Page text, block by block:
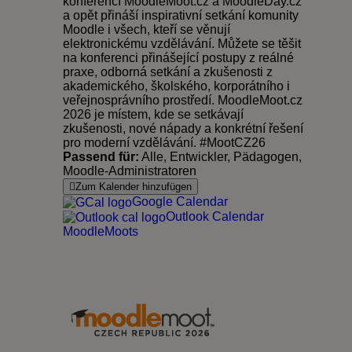
a opět přináší inspirativní setkání komunity
Moodle i všech, kteří se věnují
elektronickému vzdělávání. Můžete se těšit
na konferenci přinášející postupy z reálné
praxe, odborná setkání a zkušenosti z
akademického, školského, korporátního i
veřejnosprávního prostředí. MoodleMoot.cz
2026 je místem, kde se setkávají
zkušenosti, nové nápady a konkrétní řešení
pro moderní vzdělávání. #MootCZ26
Passend für: Alle, Entwickler, Pädagogen,
Moodle-Administratoren
Zum Kalender hinzufügen
Google Calendar
Outlook Calendar
MoodleMoots